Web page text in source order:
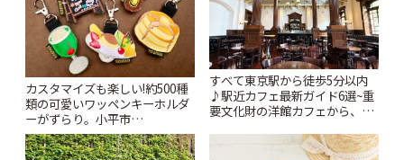
カスタマイズも楽しい!約500種
類の可愛いワッペンキーホルダ
ーがずらり。小平市
「Kimamaya T&K」 | ことりっ
ぷ
すべて東京駅から徒歩5分以内
♪駅近カフェ最新ガイド6選~重
要文化財の洋館カフェから、改